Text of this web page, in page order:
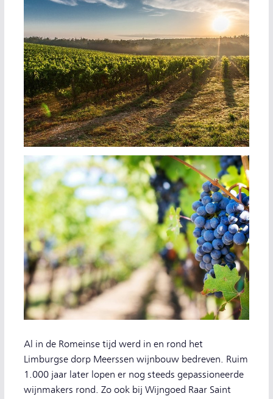
Al in de Romeinse tijd werd in en rond het
Limburgse dorp Meerssen wijnbouw bedreven. Ruim
1.000 jaar later lopen er nog steeds gepassioneerde
wijnmakers rond. Zo ook bij Wijngoed Raar Saint